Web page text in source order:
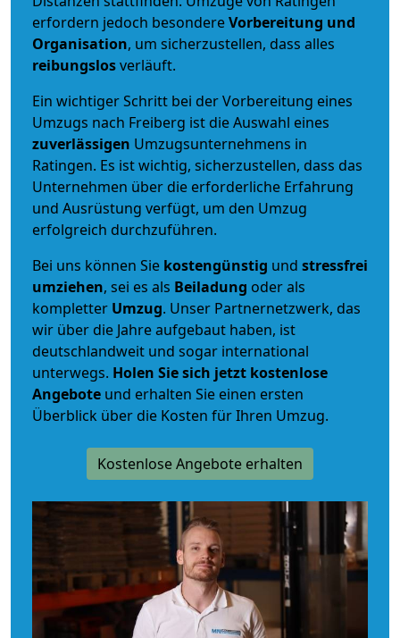
erfordern jedoch besondereVorbereitung und
Organisation, um sicherzustellen, dass alles
reibungslosverläuft.
Ein wichtiger Schritt bei der Vorbereitung eines
Umzugs nach Freiberg ist die Auswahl eines
zuverlässigen Umzugsunternehmens in
Ratingen. Es ist wichtig, sicherzustellen, dass das
Unternehmen über die erforderliche Erfahrung
und Ausrüstung verfügt, um den Umzug
erfolgreich durchzuführen.
Bei uns können Sie kostengünstig und stressfrei
umziehen, sei es als Beiladung oder als
kompletter Umzug. Unser Partnernetzwerk, das
wir über die Jahre aufgebaut haben, ist
deutschlandweit und sogar international
unterwegs. Holen Sie sich jetzt kostenlose
Angebote und erhalten Sie einen ersten
Überblick über die Kosten für Ihren Umzug.
Kostenlose Angebote erhalten